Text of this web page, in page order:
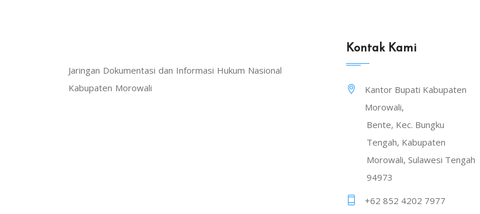
Jaringan Dokumentasi dan Informasi Hukum Nasional
Kabupaten Morowali
Kontak Kami
Kantor Bupati Kabupaten
Morowali,
Bente, Kec. Bungku
Tengah, Kabupaten
Morowali, Sulawesi Tengah
94973
+62 852 4202 7977